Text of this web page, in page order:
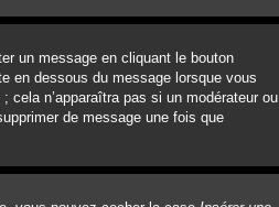
un message en cliquant le bouton
en dessous du message lorsque vous
cela n’apparaîtra pas si un modérateur ou
de message une fois que